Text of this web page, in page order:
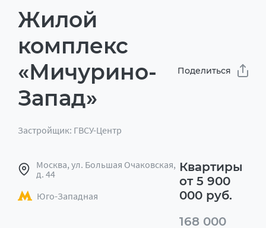
Жилой
комплекс
«Мичурино-
Запад»
Застройщик: ГВСУ-Центр
Поделиться
Москва, ул. Большая Очаковская,
д. 44
Юго-Западная
Квартиры
от 5 900
000 руб.
168 000